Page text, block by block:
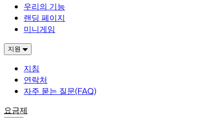
우리의 기능
랜딩 페이지
미니게임
지원
지침
연락처
자주 묻는 질문(FAQ)
요금제